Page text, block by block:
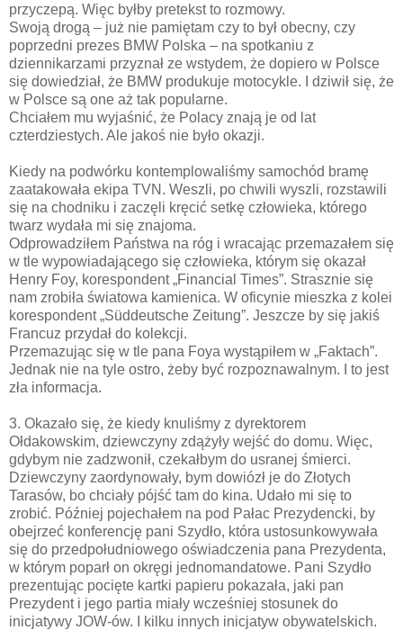
przyczepą. Więc byłby pretekst to rozmowy.
Swoją drogą – już nie pamiętam czy to był obecny, czy
poprzedni prezes BMW Polska – na spotkaniu z
dziennikarzami przyznał ze wstydem, że dopiero w Polsce
się dowiedział, że BMW produkuje motocykle. I dziwił się, że
w Polsce są one aż tak popularne.
Chciałem mu wyjaśnić, że Polacy znają je od lat
czterdziestych. Ale jakoś nie było okazji.
Kiedy na podwórku kontemplowaliśmy samochód bramę
zaatakowała ekipa TVN. Weszli, po chwili wyszli, rozstawili
się na chodniku i zaczęli kręcić setkę człowieka, którego
twarz wydała mi się znajoma.
Odprowadziłem Państwa na róg i wracając przemazałem się
w tle wypowiadającego się człowieka, którym się okazał
Henry Foy, korespondent „Financial Times”. Strasznie się
nam zrobiła światowa kamienica. W oficynie mieszka z kolei
korespondent „Süddeutsche Zeitung”. Jeszcze by się jakiś
Francuz przydał do kolekcji.
Przemazując się w tle pana Foya wystąpiłem w „Faktach”.
Jednak nie na tyle ostro, żeby być rozpoznawalnym. I to jest
zła informacja.
3. Okazało się, że kiedy knuliśmy z dyrektorem
Ołdakowskim, dziewczyny zdążyły wejść do domu. Więc,
gdybym nie zadzwonił, czekałbym do usranej śmierci.
Dziewczyny zaordynowały, bym dowiózł je do Złotych
Tarasów, bo chciały pójść tam do kina. Udało mi się to
zrobić. Później pojechałem na pod Pałac Prezydencki, by
obejrzeć konferencję pani Szydło, która ustosunkowywała
się do przedpołudniowego oświadczenia pana Prezydenta,
w którym poparł on okręgi jednomandatowe. Pani Szydło
prezentując pocięte kartki papieru pokazała, jaki pan
Prezydent i jego partia miały wcześniej stosunek do
inicjatywy JOW-ów. I kilku innych inicjatyw obywatelskich.